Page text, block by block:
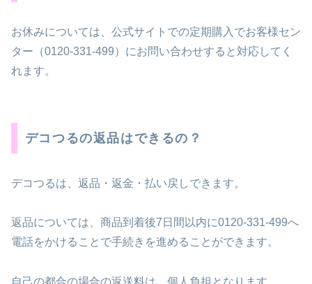
お休みについては、公式サイトでの定期購入でお客様セン
ター（0120-331-499）にお問い合わせすると対応してく
れます。
デコつるの返品はできるの？
デコつるは、返品・返金・払い戻しできます。
返品については、商品到着後7日間以内に0120-331-499へ
電話をかけることで手続きを進めることができます。